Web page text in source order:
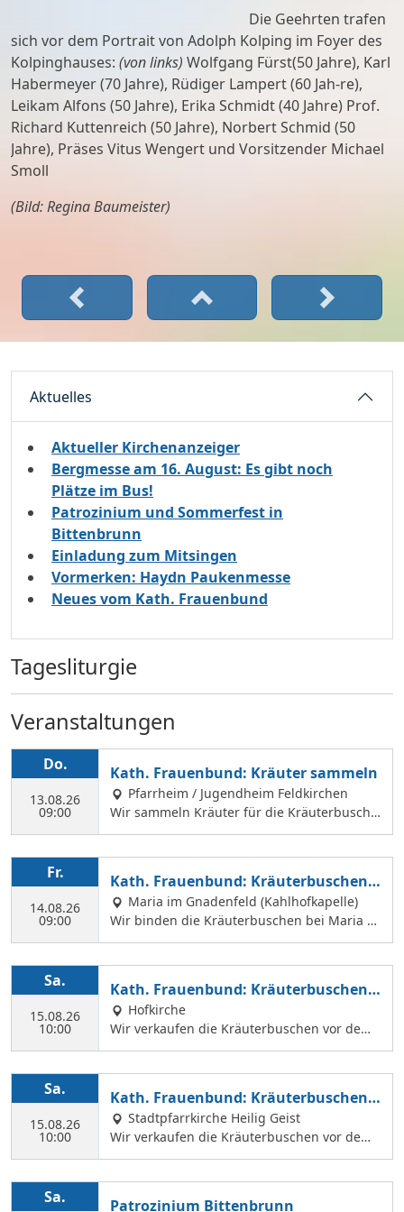
Die Geehrten trafen
sich vor dem Portrait von Adolph Kolping im Foyer des
Kolpinghauses: (von links) Wolfgang Fürst(50 Jahre), Karl
Habermeyer (70 Jahre), Rüdiger Lampert (60 Jah-re),
Leikam Alfons (50 Jahre), Erika Schmidt (40 Jahre) Prof.
Richard Kuttenreich (50 Jahre), Norbert Schmid (50
Jahre), Präses Vitus Wengert und Vorsitzender Michael
Smoll
(Bild: Regina Baumeister)
Aktuelles
Aktueller Kirchenanzeiger
Bergmesse am 16. August: Es gibt noch
Plätze im Bus!
Patrozinium und Sommerfest in
Bittenbrunn
Einladung zum Mitsingen
Vormerken: Haydn Paukenmesse
Neues vom Kath. Frauenbund
Tagesliturgie
Veranstaltungen
Do.
13.08.26
09:00
Kath. Frauenbund: Kräuter sammeln
Pfarrheim / Jugendheim Feldkirchen
Wir sammeln Kräuter für die Kräuterbusche
n, die wir am 14. August binden und an Mar
Margit Ettig am Jugendheim Feldkirchen.
Fr.
14.08.26
09:00
Kath. Frauenbund: Kräuterbuschen b
inden
Maria im Gnadenfeld (Kahlhofkapelle)
Wir binden die Kräuterbuschen bei Maria a
m Kahlhof. Wir brauchen viele Helferinnen z
der Hl. Geist Kirche Kräuterbuschen verkauf
en können.
Sa.
15.08.26
10:00
Kath. Frauenbund: Kräuterbuschen V
erkauf
Hofkirche
Wir verkaufen die Kräuterbuschen vor dem
Festgottesdienst in der Hofkirche.
Sa.
15.08.26
10:00
Kath. Frauenbund: Kräuterbuschen V
erkauf
Stadtpfarrkirche Heilig Geist
Wir verkaufen die Kräuterbuschen vor dem
Festgottesdienst in der Hl. Geist Kirche.
Sa. Patrozinium Bittenbrunn